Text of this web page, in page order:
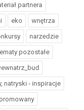
partnera
eko wnętrza
narzedzie
pozostałe
natryski - inspiracje